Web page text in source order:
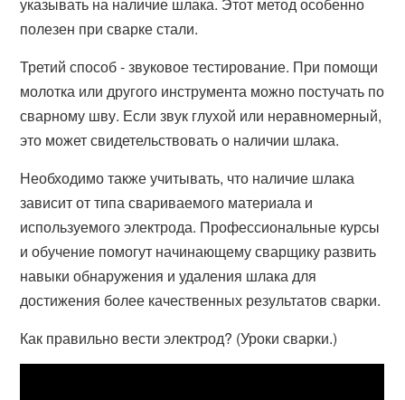
полезен при сварке стали.
Третий способ - звуковое тестирование. При помощи
молотка или другого инструмента можно постучать по
сварному шву. Если звук глухой или неравномерный,
это может свидетельствовать о наличии шлака.
Необходимо также учитывать, что наличие шлака
зависит от типа свариваемого материала и
используемого электрода. Профессиональные курсы
и обучение помогут начинающему сварщику развить
навыки обнаружения и удаления шлака для
достижения более качественных результатов сварки.
Как правильно вести электрод? (Уроки сварки.)